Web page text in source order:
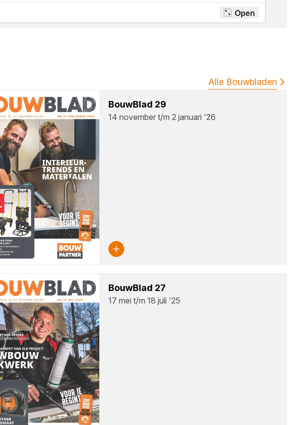
Alle Bouwbladen
Bouw­Blad 29
14 november t/m 2 januari '26
Bouw­Blad 27
17 mei t/m 18 juli '25